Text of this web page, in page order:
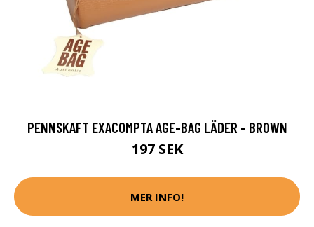
PENNSKAFT EXACOMPTA AGE-BAG LÄDER - BROWN
197 SEK
MER INFO!